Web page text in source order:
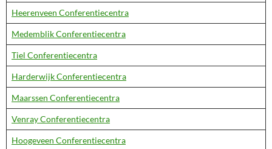
Heerenveen Conferentiecentra
Medemblik Conferentiecentra
Tiel Conferentiecentra
Harderwijk Conferentiecentra
Maarssen Conferentiecentra
Venray Conferentiecentra
Hoogeveen Conferentiecentra